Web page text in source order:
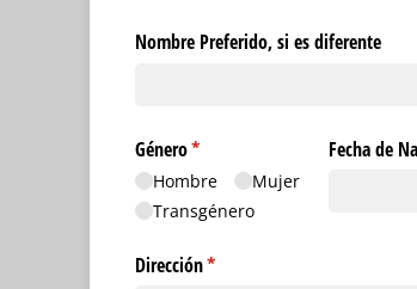
Nombre Preferido, si es diferente
Género*
(necesario)
Hombre
Mujer
Transgénero
Fecha de
Dirección*
(necesario)